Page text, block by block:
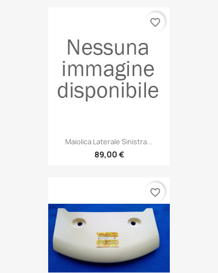
Maiolica Laterale Sinistra...
89,00 €
favorite_border
favorite_border